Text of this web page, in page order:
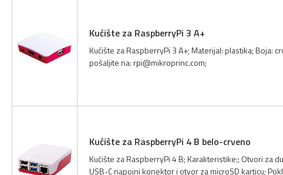
Kućište za RaspberryPi 3 A+
Kućište za RaspberryPi 3 A+; Materijal: plastika; Boja:
pošaljite na:rpi@mikroprinc.com;
Kućište za RaspberryPi 4 B belo-crveno
Kućište za RaspberryPi 4 B; Karakteristike:; Otvori za
USB-C napojni konektor i otvor za microSD karticu;